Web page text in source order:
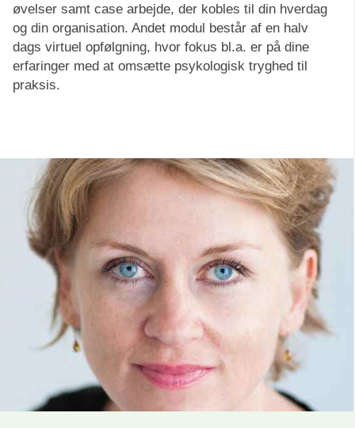
øvelser samt case arbejde, der kobles til din hverdag
og din organisation. Andet modul består af en halv
dags virtuel opfølgning, hvor fokus bl.a. er på dine
erfaringer med at omsætte psykologisk tryghed til
praksis.